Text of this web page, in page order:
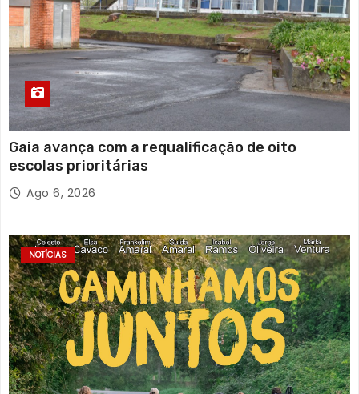
Gaia avança com a requalificação de oito
escolas prioritárias
Ago 6, 2026
NOTÍCIAS